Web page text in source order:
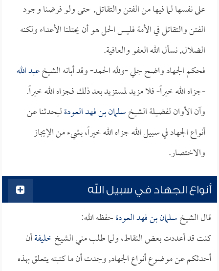
على نفسها لما فيها من الفتن والتقاتل, حتى ولو فرضنا وجود
الفتن والتقاتل في الأمة فليس الحل هو أن يحتلنا الأعداء ولكنه
الضلال, نسأل الله العفو والعافية.
فحكم الجهاد واضح جلي -ولله الحمد- وقد أبانه الشيخعبد الله
-جزاه الله خيراً- فلا مزيد لمستزيد بعد ذلك فجزاه الله خيراً.
وآن الأوان لفضيلة الشيخسلمان بن فهد العودةليحدثنا عن
أنواع الجهاد في سبيل الله جزاه الله خيراً، بشيء من الإيجاز
والاختصار.
أنواع الجهاد في سبيل الله
قال الشيخسلمان بن فهد العودةحفظه الله:
كنت قد أعددت بعض النقاط، ولما طلب مني الشيخخليفةأن
أحدثكم عن موضوع أنواع الجهاد, وجدت أن ما كتبته يتعلق بهذه